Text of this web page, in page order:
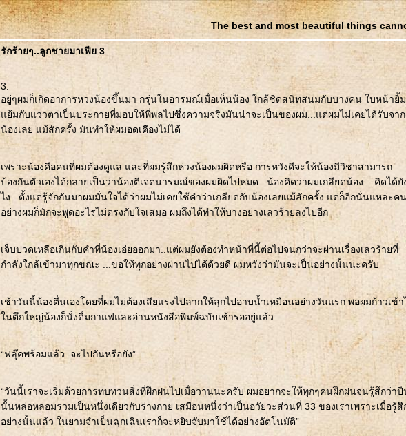
The best and most beautiful things
รักร้ายๆ..ลูกชายมาเฟีย 3
3.
อยู่ๆผมก็เกิดอาการหวงน้องขึ้นมา กรุ่นในอารมณ์เมื่อเห็นน้อง ใกล้ชิดสนิทสนมกับบางคน ใบหน้ายิ้ม
้มกับแววตาเป็นประกายที่มอบให้พี่พลไปซึ่งความจริงมันน่าจะเป็นของผม...แต่ผมไม่เคยได้รับจาก
น้องเลย แม้สักครั้ง มันทำให้ผมอดเคืองไม่ได้
เพราะน้องคือคนที่ผมต้องดูแล และที่ผมรู้สึกห่วงน้องผมผิดหรือ การหวังดีจะให้น้องมีวิชาสามารถ
ป้องกันตัวเองได้กลายเป็นว่าน้องตีเจตนารมณ์ของผมผิดไปหมด...น้องคิดว่าผมเกลียดน้อง ...คิดได้ยั
ไง...ตั้งแต่รู้จักกันมาผมมั่นใจได้ว่าผมไม่เคยใช้คำว่าเกลียดกับน้องเลยแม้สักครั้ง แต่ก็อีกนั่นแหล่ะคน
อย่างผมก็มักจะพูดอะไรไม่ตรงกับใจเสมอ ผมถึงได้ทำให้บางอย่างเลวร้ายลงไปอีก
เจ็บปวดเหลือเกินกับคำที่น้องเอ่ยออกมา..แต่ผมยังต้องทำหน้าที่นี้ต่อไปจนกว่าจะผ่านเรื่องเลวร้ายที่
กำลังใกล้เข้ามาทุกขณะ ...ขอให้ทุกอย่างผ่านไปได้ด้วยดี ผมหวังว่ามันจะเป็นอย่างนั้นนะครับ
เช้าวันนี้น้องตื่นเองโดยที่ผมไม่ต้องเสียแรงไปลากให้ลุกไปอาบน้ำเหมือนอย่างวันแรก พอผมก้าวเข้า
นตึกใหญ่น้องก็นั่งดื่มกาแฟและอ่านหนังสือพิมพ์ฉบับเช้ารออยู่แล้ว
“ฟลุ๊คพร้อมแล้ว..จะไปกันหรือยัง”
“วันนี้เราจะเริ่มด้วยการทบทวนสิ่งที่ฝึกฝนไปเมื่อวานนะครับ ผมอยากจะให้ทุกๆคนฝึกฝนจนรู้สึกว่า
นั้นหล่อหลอมรวมเป็นหนึ่งเดียวกับร่างกาย เสมือนหนึ่งว่าเป็นอวัยวะส่วนที่ 33 ของเราเพราะเมื่อรู้สึ
อย่างนั้นแล้ว ในยามจำเป็นฉุกเฉินเราก็จะหยิบจับมาใช้ได้อย่างอัตโนมัติ”